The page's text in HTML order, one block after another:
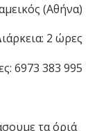
(Αθήνα)
2 ώρες
6973 383 995
τα όριά